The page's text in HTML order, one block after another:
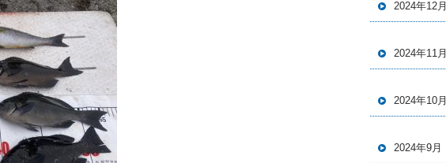
2024年12月
2024年11月
2024年10月
2024年9月